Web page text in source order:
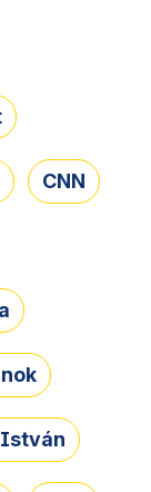
CNN